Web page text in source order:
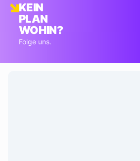
KEIN
PLAN
WOHIN?
Folge uns.